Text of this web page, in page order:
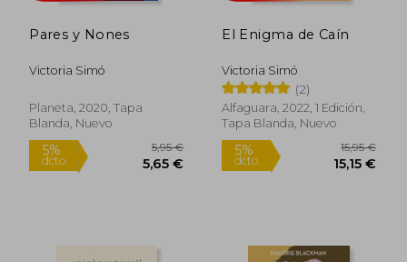
Pares y Nones
Victoria Simó
Planeta, 2020, Tapa
Blanda, Nuevo
El Enigma de Caín
Victoria Simó
(2)
Alfaguara, 2022, 1 Edición,
Tapa Blanda, Nuevo
Rápido